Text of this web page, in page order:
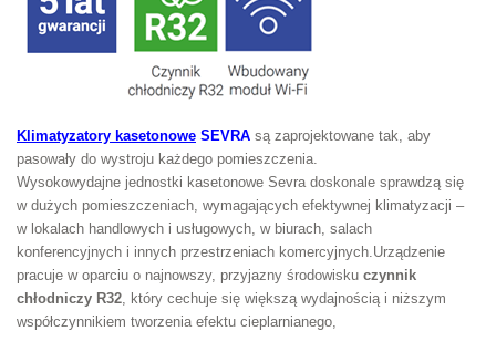
Klimatyzatory kasetonowe SEVRA są zaprojektowane tak, aby
pasowały do wystroju każdego pomieszczenia.
Wysokowydajne jednostki kasetonowe Sevra doskonale sprawdzą się
w dużych pomieszczeniach, wymagających efektywnej klimatyzacji –
w lokalach handlowych i usługowych, w biurach, salach
konferencyjnych i innych przestrzeniach komercyjnych.Urządzenie
pracuje w oparciu o najnowszy, przyjazny środowisku czynnik
chłodniczy R32, który cechuje się większą wydajnością i niższym
współczynnikiem tworzenia efektu cieplarnianego,